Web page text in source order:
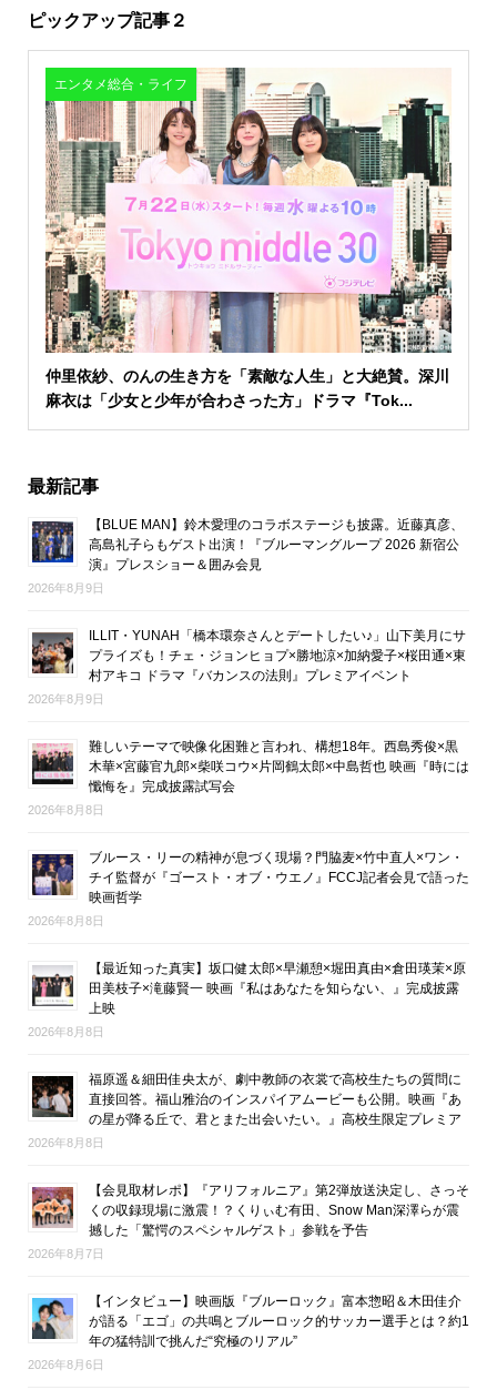
ピックアップ記事２
エンタメ総合・ライフ
仲里依紗、のんの生き方を「素敵な人生」と大絶賛。深川
麻衣は「少女と少年が合わさった方」ドラマ『Tok...
最新記事
【BLUE MAN】鈴木愛理のコラボステージも披露。近藤真彦、
高島礼子らもゲスト出演！『ブルーマングループ 2026 新宿公
演』プレスショー＆囲み会見
2026年8月9日
ILLIT・YUNAH「橋本環奈さんとデートしたい♪」山下美月にサ
プライズも！チェ・ジョンヒョプ×勝地涼×加納愛子×桜田通×東
村アキコ ドラマ『バカンスの法則』プレミアイベント
2026年8月9日
難しいテーマで映像化困難と言われ、構想18年。西島秀俊×黒
木華×宮藤官九郎×柴咲コウ×片岡鶴太郎×中島哲也 映画『時には
懺悔を』完成披露試写会
2026年8月8日
ブルース・リーの精神が息づく現場？門脇麦×竹中直人×ワン・
チイ監督が『ゴースト・オブ・ウエノ』FCCJ記者会見で語った
映画哲学
2026年8月8日
【最近知った真実】坂口健太郎×早瀬憩×堀田真由×倉田瑛茉×原
田美枝子×滝藤賢一 映画『私はあなたを知らない、』完成披露
上映
2026年8月8日
福原遥＆細田佳央太が、劇中教師の衣裳で高校生たちの質問に
直接回答。福山雅治のインスパイアムービーも公開。映画『あ
の星が降る丘で、君とまた出会いたい。』高校生限定プレミア
2026年8月8日
【会見取材レポ】『アリフォルニア』第2弾放送決定し、さっそ
くの収録現場に激震！？くりぃむ有田、Snow Man深澤らが震
撼した「驚愕のスペシャルゲスト」参戦を予告
2026年8月7日
【インタビュー】映画版『ブルーロック』富本惣昭＆木田佳介
が語る「エゴ」の共鳴とブルーロック的サッカー選手とは？約1
年の猛特訓で挑んだ“究極のリアル”
2026年8月6日